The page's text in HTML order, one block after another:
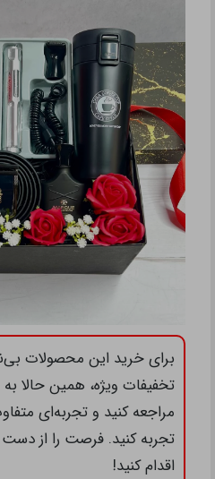
برای خرید این محصولات
تخفیفات ویژه، همین حالا به
مراجعه کنید و تجربه‌ای
تجربه کنید. فرصت را از
اقدام کنید!